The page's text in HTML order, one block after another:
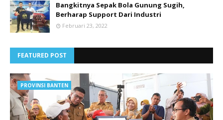
Bangkitnya Sepak Bola Gunung Sugih,
Berharap Support Dari Industri
Februari 23, 2022
FEATURED POST
PROVINSI BANTEN